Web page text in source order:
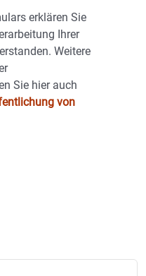
erklären Sie
Ihrer
Weitere
Sie hier auch
von